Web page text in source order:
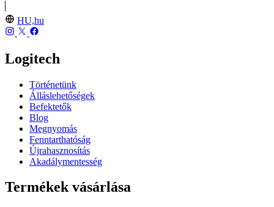
HU,hu
Logitech
Történetünk
Álláslehetőségek
Befektetők
Blog
Megnyomás
Fenntarthatóság
Újrahasznosítás
Akadálymentesség
Termékek vásárlása